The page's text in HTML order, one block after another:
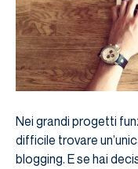
Nei grandi progetti
difficile trovare
blogging. E se hai